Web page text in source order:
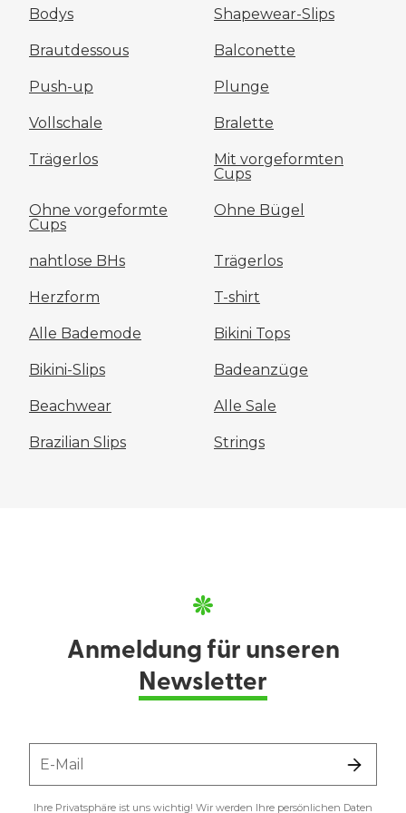
Bodys Shapewear-Slips
Brautdessous Balconette
Push-up Plunge
Vollschale Bralette
Trägerlos
Mit vorgeformten
Cups
Ohne vorgeformte
Cups
Ohne Bügel
nahtlose BHs Trägerlos
Herzform T-shirt
Alle Bademode Bikini Tops
Bikini-Slips Badeanzüge
Beachwear Alle Sale
Brazilian Slips Strings
Anmeldung für unseren
Newsletter
E-Mail
Ihre Privatsphäre ist uns wichtig! Wir werden Ihre persönlichen Daten